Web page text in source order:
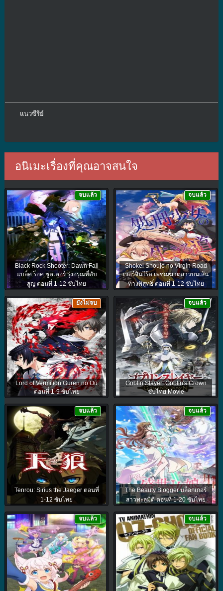
แนวซีรีย์
อนิเมะเรื่องที่คุณอาจสนใจ
Black Rock Shooter: Dawn Fall
แบล็ค ร็อค ชูตเตอร์ รุ่งอรุณที่ดับ
สูญ ตอนที่ 1-12 ซับไทย
จบแล้ว
Shokei Shoujo no Virgin Road
เวอร์จินโร้ด เพชฌฆาตสาวบนเส้น
ทางพิสุทธิ์ ตอนที่ 1-12 ซับไทย
จบแล้ว
Lord of Vermilion:Guren no Ou
ตอนที่ 1-9 ซับไทย
ยังไม่จบ
Goblin Slayer: Goblin's Crown
ซับไทย Movie
จบแล้ว
Tenrou: Sirius the Jaeger ตอนที่
1-12 ซับไทย
จบแล้ว
The Beauty Blogger บล็อกเกอร์
สาวทะลุมิติ ตอนที่ 1-20 ซับไทย
จบแล้ว
จบแล้ว จบแล้ว